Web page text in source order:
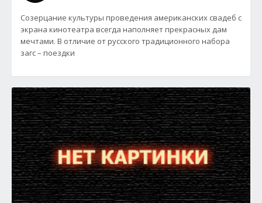
Созерцание культуры проведения американских свадеб с
экрана кинотеатра всегда наполняет прекрасных дам
мечтами. В отличие от русского традиционного набора
загс – поездки